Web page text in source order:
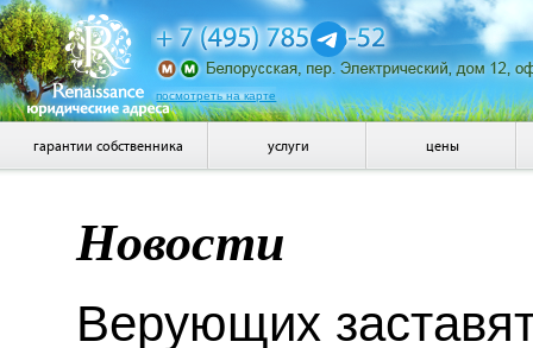
посмотреть на карте
гарантии собственника услуги цены
Новости
Верующих